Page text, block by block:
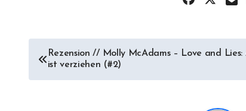
Beitragsnavigation
Rezension // Molly McAdams – Love and Lies:
ist verziehen (#2)